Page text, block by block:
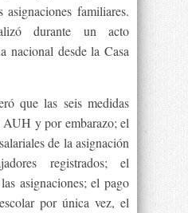
asignaciones familiares.
durante un acto
nacional desde la Casa
que las seis medidas
AUH y por embarazo; el
de la asignación
registrados; el
asignaciones; el pago
por única vez, el